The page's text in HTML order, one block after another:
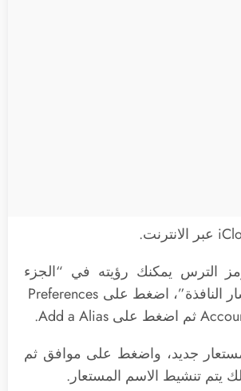
الترس يمكنك رؤيته في “الجزء
جديد، واضغط على موافق ثم
يتم تنشيط الاسم المستعار.